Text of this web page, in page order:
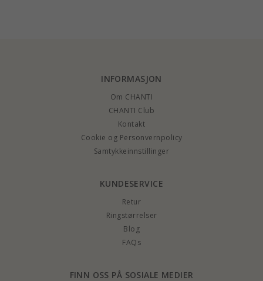
INFORMASJON
Om CHANTI
CHANTI Club
Kontakt
Cookie og Personvernpolicy
Samtykkeinnstillinger
KUNDESERVICE
Retur
Ringstørrelser
Blog
FAQs
FINN OSS PÅ SOSIALE MEDIER